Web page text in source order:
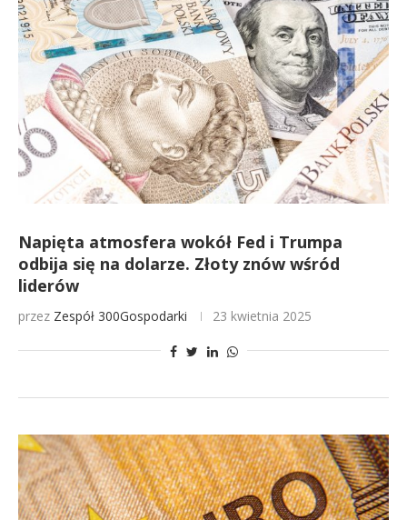
Napięta atmosfera wokół Fed i Trumpa
odbija się na dolarze. Złoty znów wśród
liderów
przez Zespół 300Gospodarki 23 kwietnia 2025